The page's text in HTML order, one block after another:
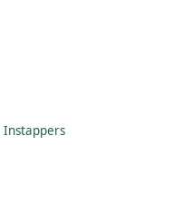
Instappers